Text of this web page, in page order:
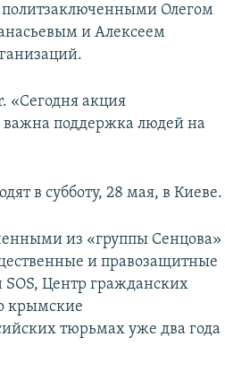
Олегом
и Алексеем
«Сегодня акция
важна поддержка людей на
в субботу, 28 мая, в Киеве.
из «группы Сенцова»
и правозащитные
Центр гражданских
крымские
тюрьмах уже два года